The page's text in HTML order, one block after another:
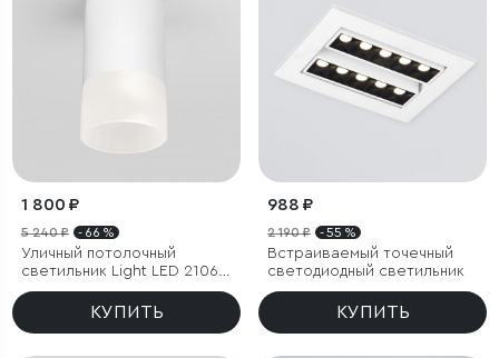
1 800 ₽
5 240 ₽ - 66 %
Уличный потолочный
светильник Light LED 2106
IP54
КУПИТЬ
988 ₽
2 190 ₽ - 55 %
Встраиваемый точечный
светодиодный светильник
КУПИТЬ